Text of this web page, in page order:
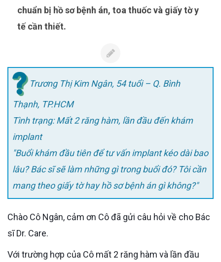
chuẩn bị hồ sơ bệnh án, toa thuốc và giấy tờ y
tế cần thiết.
Trương Thị Kim Ngân, 54 tuổi – Q. Bình
Thạnh, TP.HCM
Tình trạng: Mất 2 răng hàm, lần đầu đến khám
implant
"Buổi khám đầu tiên để tư vấn implant kéo dài bao
lâu? Bác sĩ sẽ làm những gì trong buổi đó? Tôi cần
mang theo giấy tờ hay hồ sơ bệnh án gì không?"
Chào Cô Ngân, cảm ơn Cô đã gửi câu hỏi về cho Bác
sĩ Dr. Care.
Với trường hợp của Cô mất 2 răng hàm và lần đầu